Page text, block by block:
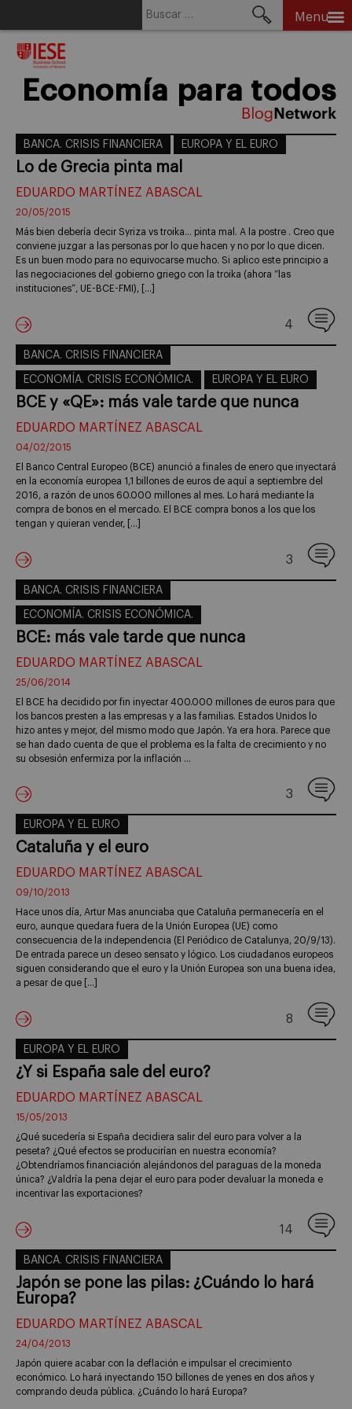
Menu
Economía para todos
BANCA. CRISIS FINANCIERA EUROPA Y EL EURO
Lo de Grecia pinta mal
EDUARDO MARTÍNEZ ABASCAL
20/05/2015
Más bien debería decir Syriza vs troika… pinta mal. A la postre . Creo que
conviene juzgar a las personas por lo que hacen y no por lo que dicen.
Es un buen modo para no equivocarse mucho. Si aplico este principio a
las negociaciones del gobierno griego con la troika (ahora “las
instituciones”, UE-BCE-FMI), […]
4
BANCA. CRISIS FINANCIERA
ECONOMÍA. CRISIS ECONÓMICA. EUROPA Y EL EURO
BCE y «QE»: más vale tarde que nunca
EDUARDO MARTÍNEZ ABASCAL
04/02/2015
El Banco Central Europeo (BCE) anunció a finales de enero que inyectará
en la economía europea 1,1 billones de euros de aquí a septiembre del
2016, a razón de unos 60.000 millones al mes. Lo hará mediante la
compra de bonos en el mercado. El BCE compra bonos a los que los
tengan y quieran vender, […]
3
BANCA. CRISIS FINANCIERA
ECONOMÍA. CRISIS ECONÓMICA.
BCE: más vale tarde que nunca
EDUARDO MARTÍNEZ ABASCAL
25/06/2014
El BCE ha decidido por fin inyectar 400.000 millones de euros para que
los bancos presten a las empresas y a las familias. Estados Unidos lo
hizo antes y mejor, del mismo modo que Japón. Ya era hora. Parece que
se han dado cuenta de que el problema es la falta de crecimiento y no
su obsesión enfermiza por la inflación …
3
EUROPA Y EL EURO
Cataluña y el euro
EDUARDO MARTÍNEZ ABASCAL
09/10/2013
Hace unos día, Artur Mas anunciaba que Cataluña permanecería en el
euro, aunque quedara fuera de la Unión Europea (UE) como
consecuencia de la independencia (El Periódico de Catalunya, 20/9/13).
De entrada parece un deseo sensato y lógico. Los ciudadanos europeos
siguen considerando que el euro y la Unión Europea son una buena idea,
a pesar de que […]
8
EUROPA Y EL EURO
¿Y si España sale del euro?
EDUARDO MARTÍNEZ ABASCAL
15/05/2013
¿Qué sucedería si España decidiera salir del euro para volver a la
peseta? ¿Qué efectos se producirían en nuestra economía?
¿Obtendríamos financiación alejándonos del paraguas de la moneda
única? ¿Valdría la pena dejar el euro para poder devaluar la moneda e
incentivar las exportaciones?
14
BANCA. CRISIS FINANCIERA
Japón se pone las pilas: ¿Cuándo lo hará
Europa?
EDUARDO MARTÍNEZ ABASCAL
24/04/2013
Japón quiere acabar con la deflación e impulsar el crecimiento
económico. Lo hará inyectando 150 billones de yenes en dos años y
comprando deuda pública. ¿Cuándo lo hará Europa?